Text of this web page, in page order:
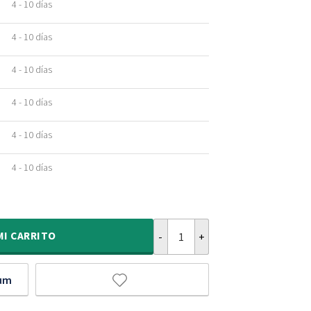
4 - 10 días
4 - 10 días
4 - 10 días
4 - 10 días
4 - 10 días
4 - 10 días
CARRITO